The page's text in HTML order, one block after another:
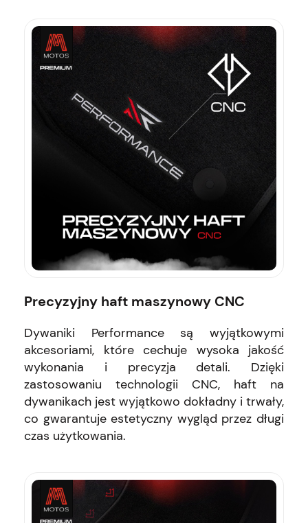
Precyzyjny haft maszynowy CNC
Dywaniki Performance są wyjątkowymi
akcesoriami, które cechuje wysoka jakość
wykonania i precyzja detali. Dzięki
zastosowaniu technologii CNC, haft na
dywanikach jest wyjątkowo dokładny i trwały,
co gwarantuje estetyczny wygląd przez długi
czas użytkowania.